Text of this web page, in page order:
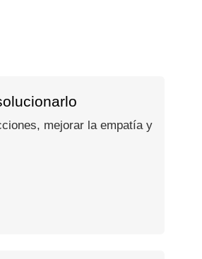
mejorar la empatía y